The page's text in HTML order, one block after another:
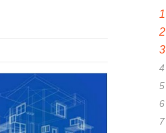
1
2
3
4
5
6
7